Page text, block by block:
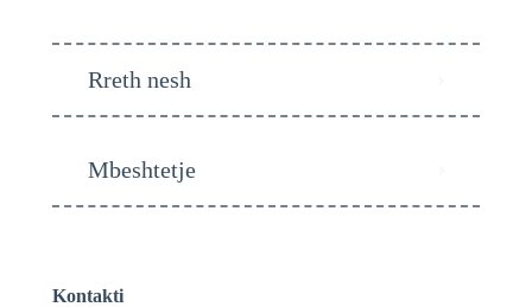
Rreth nesh
Mbeshtetje
Kontakti